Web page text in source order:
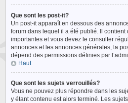
Que sont les post-it?
Un post-it apparaît en dessous des
forum dans lequel il a été publié. Il
importantes et vous devez le consulter
annonces et les annonces générales, la
dépend des permissions définies par
Haut
Que sont les sujets verrouillés?
Vous ne pouvez plus répondre dans les
y étant contenu est alors terminé. Les